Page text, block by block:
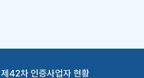
제42차 인증사업자 현황